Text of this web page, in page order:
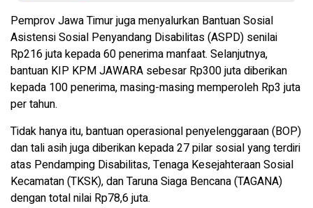
Pemprov Jawa Timur juga menyalurkan Bantuan Sosial
Asistensi Sosial Penyandang Disabilitas (ASPD) senilai
Rp216 juta kepada 60 penerima manfaat. Selanjutnya,
bantuan KIP KPM JAWARA sebesar Rp300 juta diberikan
kepada 100 penerima, masing-masing memperoleh Rp3 juta
per tahun.
Tidak hanya itu, bantuan operasional penyelenggaraan (BOP)
dan tali asih juga diberikan kepada 27 pilar sosial yang terdiri
atas Pendamping Disabilitas, Tenaga Kesejahteraan Sosial
Kecamatan (TKSK), dan Taruna Siaga Bencana (TAGANA)
dengan total nilai Rp78,6 juta.